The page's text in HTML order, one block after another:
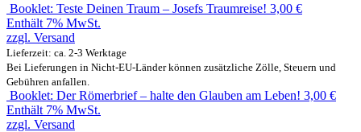
Booklet: Teste Deinen Traum – Josefs Traumreise! 3,00 €
Enthält 7% MwSt.
zzgl. Versand
Lieferzeit: ca. 2-3 Werktage
Bei Lieferungen in Nicht-EU-Länder können zusätzliche Zölle, Steuern und
Gebühren anfallen.
Booklet: Der Römerbrief – halte den Glauben am Leben! 3,00 €
Enthält 7% MwSt.
zzgl. Versand